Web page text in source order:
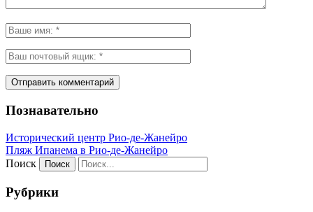
Познавательно
Исторический центр Рио-де-Жанейро
Пляж Ипанема в Рио-де-Жанейро
Поиск
Рубрики